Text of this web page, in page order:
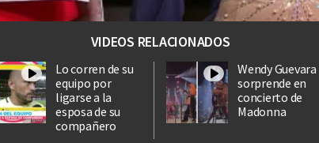
VIDEOS RELACIONADOS
Lo corren de su
equipo por
ligarse a la
esposa de su
compañero
Wendy Guevara
sorprende en
concierto de
Madonna